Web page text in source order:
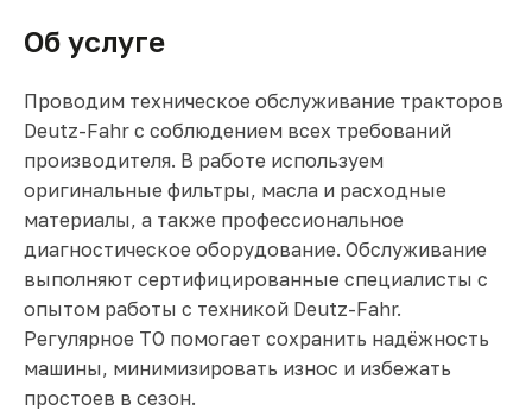
Об услуге
Проводим техническое обслуживание тракторов
Deutz-Fahr с соблюдением всех требований
производителя. В работе используем
оригинальные фильтры, масла и расходные
материалы, а также профессиональное
диагностическое оборудование. Обслуживание
выполняют сертифицированные специалисты с
опытом работы с техникой Deutz-Fahr.
Регулярное ТО помогает сохранить надёжность
машины, минимизировать износ и избежать
простоев в сезон.